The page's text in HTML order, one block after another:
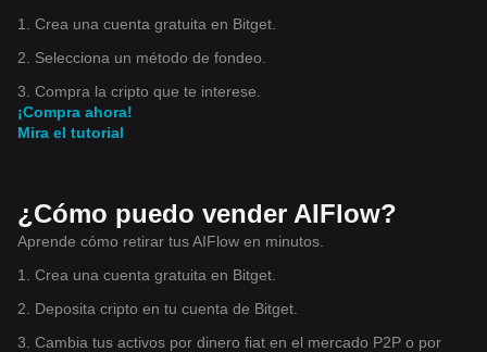
1. Crea una cuenta gratuita en Bitget.
2. Selecciona un método de fondeo.
3. Compra la cripto que te interese.
¡Compra ahora!
Mira el tutorial
¿Cómo puedo vender AIFlow?
Aprende cómo retirar tus AIFlow en minutos.
1. Crea una cuenta gratuita en Bitget.
2. Deposita cripto en tu cuenta de Bitget.
3. Cambia tus activos por dinero fiat en el mercado P2P o por